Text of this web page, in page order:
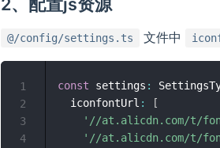
2、配置js资源
@/config/settings.ts 文件中
const settings :
  iconfontUrl
:
[
'//at.alicdn.com/t/
'//at.alicdn.com/t/
1
2
3
4